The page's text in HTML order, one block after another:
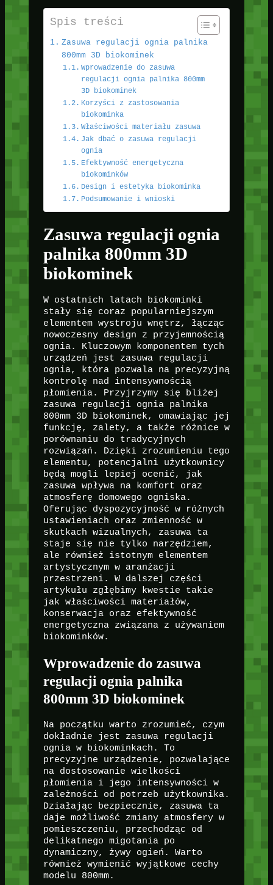
Spis treści
Zasuwa regulacji ognia palnika
800mm 3D biokominek
Wprowadzenie do zasuwa
regulacji ognia palnika 800mm
3D biokominek
Korzyści z zastosowania
biokominka
Właściwości materiału zasuwa
Jak dbać o zasuwa regulacji
ognia
Efektywność energetyczna
biokominków
Design i estetyka biokominka
Podsumowanie i wnioski
Zasuwa regulacji ognia
palnika 800mm 3D
biokominek
W ostatnich latach biokominki
stały się coraz popularniejszym
elementem wystroju wnętrz, łącząc
nowoczesny design z przyjemnością
ognia. Kluczowym komponentem tych
urządzeń jest zasuwa regulacji
ognia, która pozwala na precyzyjną
kontrolę nad intensywnością
płomienia. Przyjrzymy się bliżej
zasuwa regulacji ognia palnika
800mm 3D biokominek, omawiając jej
funkcję, zalety, a także różnice w
porównaniu do tradycyjnych
rozwiązań. Dzięki zrozumieniu tego
elementu, potencjalni użytkownicy
będą mogli lepiej ocenić, jak
zasuwa wpływa na komfort oraz
atmosferę domowego ogniska.
Oferując dyspozycyjność w różnych
ustawieniach oraz zmienność w
skutkach wizualnych, zasuwa ta
staje się nie tylko narzędziem,
ale również istotnym elementem
artystycznym w aranżacji
przestrzeni. W dalszej części
artykułu zgłębimy kwestie takie
jak właściwości materiałów,
konserwacja oraz efektywność
energetyczna związana z używaniem
biokominków.
Wprowadzenie do zasuwa
regulacji ognia palnika
800mm 3D biokominek
Na początku warto zrozumieć, czym
dokładnie jest zasuwa regulacji
ognia w biokominkach. To
precyzyjne urządzenie, pozwalające
na dostosowanie wielkości
płomienia i jego intensywności w
zależności od potrzeb użytkownika.
Działając bezpiecznie, zasuwa ta
daje możliwość zmiany atmosfery w
pomieszczeniu, przechodząc od
delikatnego migotania po
dynamiczny, żywy ogień. Warto
również wymienić wyjątkowe cechy
modelu 800mm.